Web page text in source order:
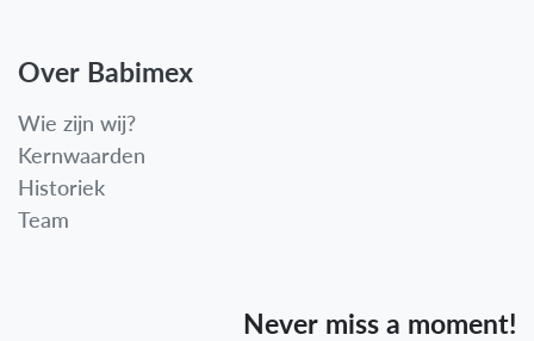
Over Babimex
Wie zijn wij?
Kernwaarden
Historiek
Team
Never miss a moment!